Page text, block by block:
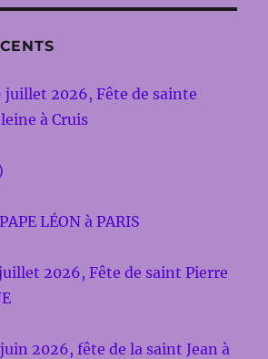
juillet 2026, Fête de sainte
à Cruis
LÉON à PARIS
2026, Fête de saint Pierre
2026, fête de la saint Jean à